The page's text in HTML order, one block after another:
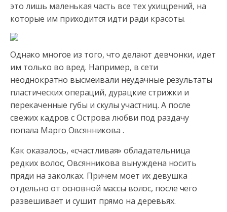
это лишь маленькая часть все тех ухищрений, на
которые им приходится идти ради красоты.
Однако многое из того, что делают девчонки, идет
им только во вред. Например, в сети
неоднократно высмеивали неудачные результаты
пластических операций, дурацкие стрижки и
перекаченные губы и скулы участниц. А после
свежих кадров с Острова любви под раздачу
попала Марго Овсянникова .
Как оказалось, «счастливая» обладательница
редких волос, Овсянникова вынуждена носить
пряди на заколках. Причем моет их девушка
отдельно от основной массы волос, после чего
развешивает и сушит прямо на деревьях.